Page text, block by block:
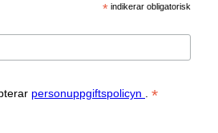
*indikerar obligatorisk
personuppgiftspolicyn *